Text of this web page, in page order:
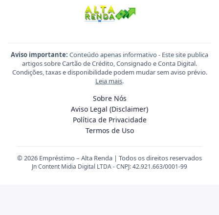
Aviso importante: Conteúdo apenas informativo - Este site publica
artigos sobre Cartão de Crédito, Consignado e Conta Digital.
Condições, taxas e disponibilidade podem mudar sem aviso prévio.
Leia mais.
Sobre Nós
Aviso Legal (Disclaimer)
Política de Privacidade
Termos de Uso
© 2026 Empréstimo – Alta Renda | Todos os direitos reservados
Jn Content Midia Digital LTDA - CNPJ: 42.921.663/0001-99